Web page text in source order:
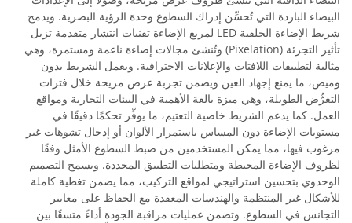
البيضاء الباردة التي تُحسِّن إدراك السطوع وحدة الرؤية البصرية. ويدمج
شريط الإضاءة الخلفية LED لمربع الإضاءة تقنيات انتشار متقدمة تزيل
تأثير التجزئة (Pixelation) وتُنشئ مجالات إضاءة ناعمة ومستمرة، وهي
مثالية لتطبيقات اللافتات والإعلانات الاحترافية. ويعمل الشريط بدون
وميض، ما يمنع إجهاد العين ويضمن تجربة عرض مريحة خلال فترات
التعرُّض الطويلة، وهي ميزة بالغة الأهمية في البيئات التجارية ومواقع
العمل. كما يدعم الشريط خاصية التعتيم، ما يوفِّر تحكمًا دقيقًا في
مستويات الإضاءة دون المساس باستمرار الألوان أو إدخال تشوهات غير
مرغوب فيها، مما يمكن المستخدمين من ضبط السطوع الأمثل وفقًا
لظروف الإضاءة المحيطة ومتطلبات التطبيق المحددة. ويسمح التصميم
الوحدوي بتحسين استراتيجي لمواقع التركيب، مما يضمن تغطية كاملة
للأشكال غير المنتظمة والهندسات المعقدة مع الحفاظ على معايير
التجانس في السطوع. وتضمن عمليات مراقبة الجودة أداءً متسقًا بين